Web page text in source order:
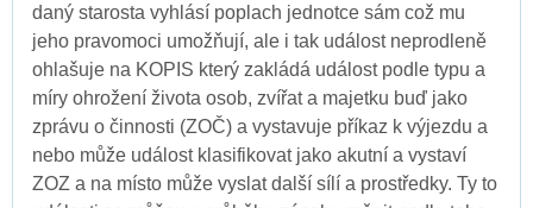
daný starosta vyhlásí poplach jednotce sám což mu
jeho pravomoci umožňují, ale i tak událost neprodleně
ohlašuje na KOPIS který zakládá událost podle typu a
míry ohrožení života osob, zvířat a majetku buď jako
zprávu o činnosti (ZOČ) a vystavuje příkaz k výjezdu a
nebo může událost klasifikovat jako akutní a vystaví
ZOZ a na místo může vyslat další sílí a prostředky. Ty to